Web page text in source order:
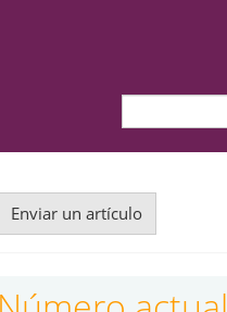
Enviar un artículo